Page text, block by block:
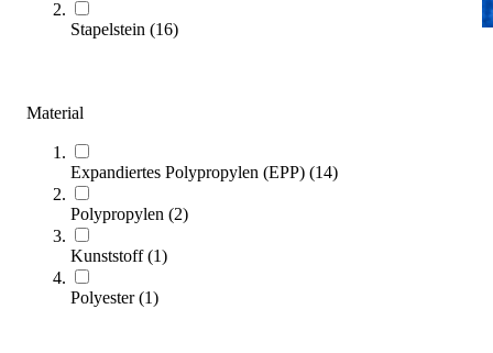
Stapelstein (16)
Material
Expandiertes Polypropylen (EPP) (14)
Polypropylen (2)
Kunststoff(1)
Polyester(1)
20Artikel)
Finden Sie die passenden Balanciersteine für Training, Freizeit
und Spielspaß in unserem Kaufratgeber. Jetzt entdecken und
Gleichgewicht spielerisch fördern!
Zum Ratgeber
Kategorien & Filter